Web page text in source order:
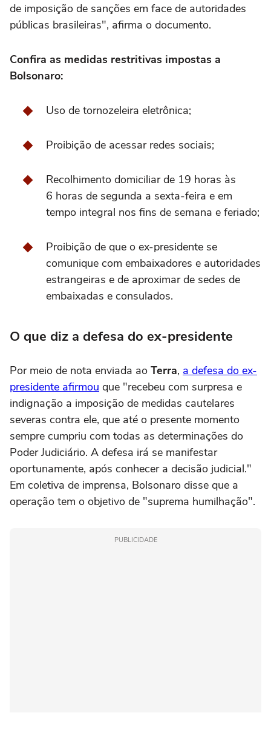
de imposição de sanções em face de autoridades
públicas brasileiras", afirma o documento.
Confira as medidas restritivas impostas a
Bolsonaro:
Uso de tornozeleira eletrônica;
Proibição de acessar redes sociais;
Recolhimento domiciliar de 19 horas às
6 horas de segunda a sexta-feira e em
tempo integral nos fins de semana e feriado;
Proibição de que o ex-presidente se
comunique com embaixadores e autoridades
estrangeiras e de aproximar de sedes de
embaixadas e consulados.
O que diz a defesa do ex-presidente
Por meio de nota enviada ao Terra, a defesa do ex-
presidente afirmou que "recebeu com surpresa e
indignação a imposição de medidas cautelares
severas contra ele, que até o presente momento
sempre cumpriu com todas as determinações do
Poder Judiciário. A defesa irá se manifestar
oportunamente, após conhecer a decisão judicial."
Em coletiva de imprensa, Bolsonaro disse que a
operação tem o objetivo de "suprema humilhação".
PUBLICIDADE